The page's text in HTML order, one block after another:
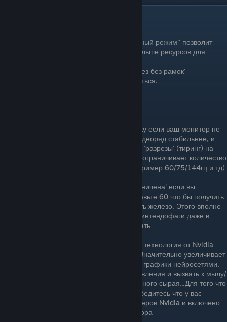
: ''полноэкранный режим'' позволит
вашему компьютеру выделять чуть больше ресурсов для
Если же вы поставите режим 'в окне без без рамок'
приложение будет охотнее сворачиваться.
: Лучше включить эту настройку если ваш монитор не
поддерживает G-sync. Это сделает видеоряд стабильнее, и
самое главное - уберет вертикальные 'разрезы' (тиринг) на
экране бьющие по глазам. Настройка ограничивает количество
FPS до частоты вашего монитора (например 60/75/144гц и тд)
Ставьте 'не ограничена' если вы
включили настройку выше. Либо поставьте 60 что бы получить
стабильный фпс и не сильно нагружать железо. Этого вполне
хватает для комфортной игры. Хотя нинтендофаги даже в
25фпс с просадками умудряются играть
Передовая технология от Nvidia
для владельцев 40-ой линейки карт. Значительно увеличивает
количество FPS с помощью дорисовки графики нейросетями,
но может ухудшить отзывчивость управления и вызвать к мылу/
артефактам. Пока что технология немного сырая...Для того что
бы настройку можно было включить убедитесь что у вас
установлена последняя версия драйверов Nvidia и включено
Планирование графического процессора